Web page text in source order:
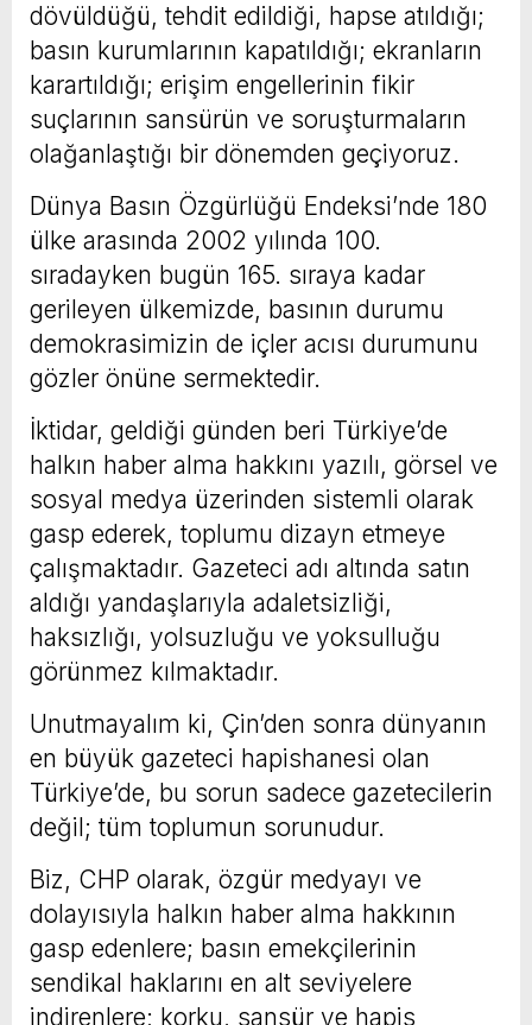
dövüldüğü, tehdit edildiği, hapse atıldığı;
basın kurumlarının kapatıldığı; ekranların
karartıldığı; erişim engellerinin fikir
suçlarının sansürün ve soruşturmaların
olağanlaştığı bir dönemden geçiyoruz.
Dünya Basın Özgürlüğü Endeksi’nde 180
ülke arasında 2002 yılında 100.
sıradayken bugün 165. sıraya kadar
gerileyen ülkemizde, basının durumu
demokrasimizin de içler acısı durumunu
gözler önüne sermektedir.
İktidar, geldiği günden beri Türkiye’de
halkın haber alma hakkını yazılı, görsel ve
sosyal medya üzerinden sistemli olarak
gasp ederek, toplumu dizayn etmeye
çalışmaktadır. Gazeteci adı altında satın
aldığı yandaşlarıyla adaletsizliği,
haksızlığı, yolsuzluğu ve yoksulluğu
görünmez kılmaktadır.
Unutmayalım ki, Çin’den sonra dünyanın
en büyük gazeteci hapishanesi olan
Türkiye’de, bu sorun sadece gazetecilerin
değil; tüm toplumun sorunudur.
Biz, CHP olarak, özgür medyayı ve
dolayısıyla halkın haber alma hakkının
gasp edenlere; basın emekçilerinin
sendikal haklarını en alt seviyelere
indirenlere; korku, sansür ve hapis